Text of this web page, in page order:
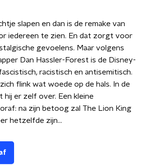
slapen en dan is de remake van
iedereen te zien. En dat zorgt voor
gevoelens. Maar volgens
Dan Hassler-Forest is de Disney-
racistisch en antisemitisch.
flink wat woede op de hals. In de
hij er zelf over. Een kleine
na zijn betoog zal The Lion King
hetzelfde zijn...